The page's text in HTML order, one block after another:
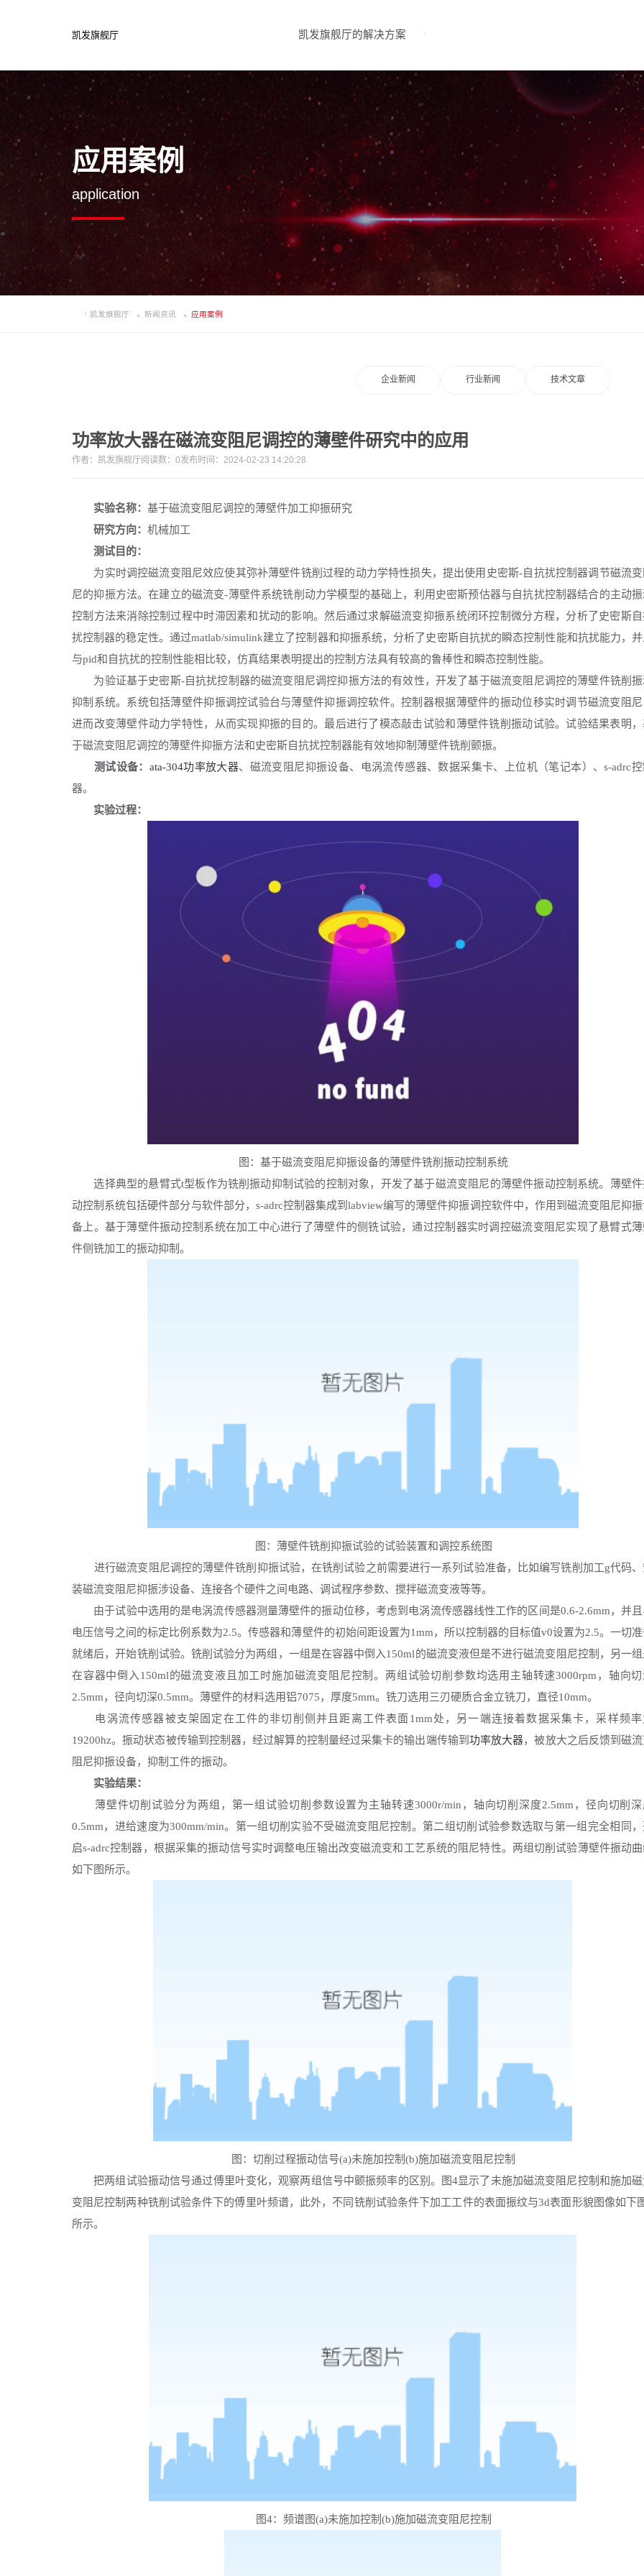
凯发旗舰厅 凯发旗舰厅的解决方案
应用案例
application
凯发旗舰厅 新闻资讯 应用案例
企业新闻 行业新闻 技术文章
功率放大器在磁流变阻尼调控的薄壁件研究中的应用
作者： 凯发旗舰厅阅读数： 0发布时间：2024-02-23 14:20:28
实验名称： 基于磁流变阻尼调控的薄壁件加工抑振研究
研究方向： 机械加工
测试目的：
为实时调控磁流变阻尼效应使其弥补薄壁件铣削过程的动力学特性损失，提出使用史密斯-自抗扰控制器调节磁流
尼的抑振方法。在建立的磁流变-薄壁件系统铣削动力学模型的基础上，利用史密斯预估器与自抗扰控制器结合的主动
控制方法来消除控制过程中时滞因素和扰动的影响。然后通过求解磁流变抑振系统闭环控制微分方程，分析了史密斯
扰控制器的稳定性。通过matlab/simulink建立了控制器和抑振系统，分析了史密斯自抗扰的瞬态控制性能和抗扰能力，
与pid和自抗扰的控制性能相比较，仿真结果表明提出的控制方法具有较高的鲁棒性和瞬态控制性能。
为验证基于史密斯-自抗扰控制器的磁流变阻尼调控抑振方法的有效性，开发了基于磁流变阻尼调控的薄壁件铣削
抑制系统。系统包括薄壁件抑振调控试验台与薄壁件抑振调控软件。控制器根据薄壁件的振动位移实时调节磁流变阻
进而改变薄壁件动力学特性，从而实现抑振的目的。最后进行了模态敲击试验和薄壁件铣削振动试验。试验结果表明
于磁流变阻尼调控的薄壁件抑振方法和史密斯自抗扰控制器能有效地抑制薄壁件铣削颤振。
测试设备： ata-304功率放大器、磁流变阻尼抑振设备、电涡流传感器、数据采集卡、上位机（笔记本）、s-adrc
器。
实验过程：
图：基于磁流变阻尼抑振设备的薄壁件铣削振动控制系统
选择典型的悬臂式t型板作为铣削振动抑制试验的控制对象，开发了基于磁流变阻尼的薄壁件振动控制系统。薄壁
动控制系统包括硬件部分与软件部分，s-adrc控制器集成到labview编写的薄壁件抑振调控软件中，作用到磁流变阻尼抑
备上。基于薄壁件振动控制系统在加工中心进行了薄壁件的侧铣试验，通过控制器实时调控磁流变阻尼实现了悬臂式
件侧铣加工的振动抑制。
图：薄壁件铣削抑振试验的试验装置和调控系统图
进行磁流变阻尼调控的薄壁件铣削抑振试验，在铣削试验之前需要进行一系列试验准备，比如编写铣削加工g代码
装磁流变阻尼抑振涉设备、连接各个硬件之间电路、调试程序参数、搅拌磁流变液等等。
由于试验中选用的是电涡流传感器测量薄壁件的振动位移，考虑到电涡流传感器线性工作的区间是0.6-2.6mm，并
电压信号之间的标定比例系数为2.5。传感器和薄壁件的初始间距设置为1mm，所以控制器的目标值v0设置为2.5。一切
就绪后，开始铣削试验。铣削试验分为两组，一组是在容器中倒入150ml的磁流变液但是不进行磁流变阻尼控制，另一
在容器中倒入150ml的磁流变液且加工时施加磁流变阻尼控制。两组试验切削参数均选用主轴转速3000rpm ， 轴向
2.5mm， 径向切深0.5mm。 薄壁件的材料选用铝7075，厚度5mm。铣刀选用三刃硬质合金立铣刀，直径10mm。
电涡流传感器被支架固定在工件的非切削侧并且距离工件表面 1mm处，另一端连接着数据采集卡，采样频率
19200hz。振动状态被传输到控制器，经过解算的控制量经过采集卡的输出端传输到 功率放大器，被放大之后反馈到磁
阻尼抑振设备，抑制工件的振动。
实验结果：
薄壁件切削试验分为两组，第一组试验切削参数设置为主轴转速3000r/min，轴向切削深度2.5mm，径向切削
0.5mm，进给速度为300mm/min。第一组切削实验不受磁流变阻尼控制。第二组切削试验参数选取与第一组完全相同
启s-adrc控制器，根据采集的振动信号实时调整电压输出改变磁流变和工艺系统的阻尼特性。两组切削试验薄壁件振动
如下图所示。
图：切削过程振动信号(a)未施加控制(b)施加磁流变阻尼控制
把两组试验振动信号通过傅里叶变化，观察两组信号中颤振频率的区别。图4显示了未施加磁流变阻尼控制和施加
变阻尼控制两种铣削试验条件下的傅里叶频谱，此外，不同铣削试验条件下加工工件的表面振纹与3d表面形貌图像如下
所示。
图4：频谱图(a)未施加控制(b)施加磁流变阻尼控制